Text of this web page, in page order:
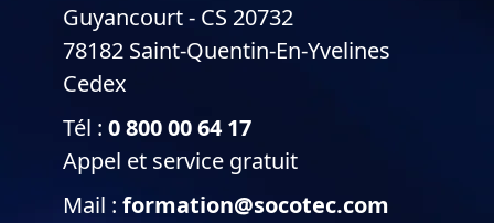
Guyancourt - CS 20732
78182 Saint-Quentin-En-Yvelines
Cedex
Tél : 0 800 00 64 17
Appel et service gratuit
Mail : formation@socotec.com